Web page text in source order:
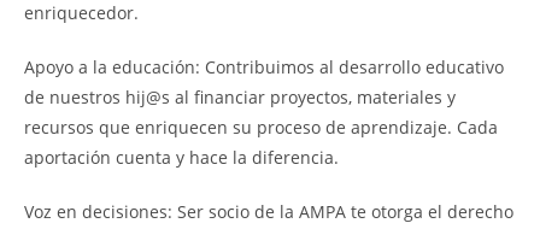
enriquecedor.
Apoyo a la educación: Contribuimos al desarrollo educativo
de nuestros hij@s al financiar proyectos, materiales y
recursos que enriquecen su proceso de aprendizaje. Cada
aportación cuenta y hace la diferencia.
Voz en decisiones: Ser socio de la AMPA te otorga el derecho